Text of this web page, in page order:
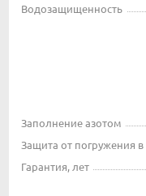
Водозащищенность
Заполнение азотом
Защита от погружения в
Гарантия, лет